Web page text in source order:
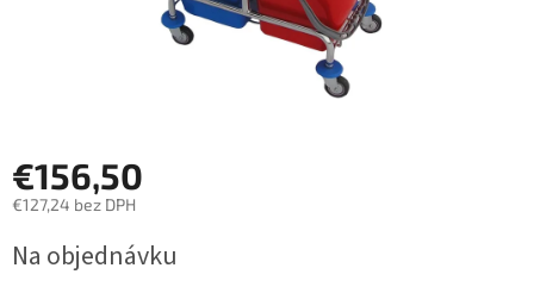
€156,50
€127,24 bez DPH
cena:
Na objednávku